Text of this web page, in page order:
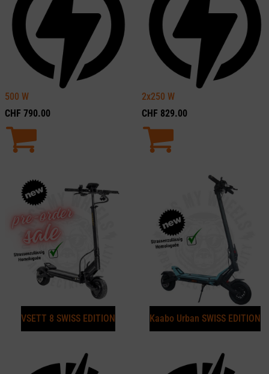
500 W
CHF 790.00
2x250 W
CHF 829.00
VSETT 8 SWISS EDITION Kaabo Urban SWISS EDITION